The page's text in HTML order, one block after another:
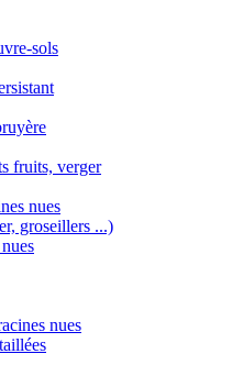
sols
fruits, verger
nues
groseillers ...)
nues